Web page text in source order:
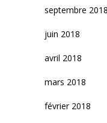
septembre 2018
juin 2018
avril 2018
mars 2018
février 2018